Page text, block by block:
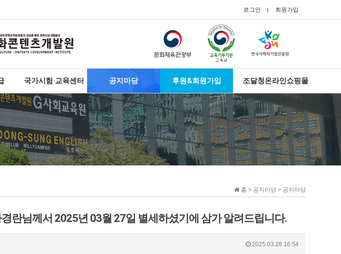
로그인 회원가입
국가시험·교육센터 공지마당 후원&회원가입 조달청온라인쇼핑몰
홈 > 공지마당 > 공지마당
란님께서 2025년 03월 27일 별세하셨기에 삼가 알려드립니다.
2025.03.28 16:54